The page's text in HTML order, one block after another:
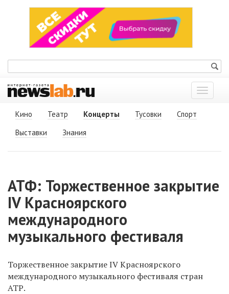
Показать
меню
Кино
Театр Концерты Тусовки
Спорт
Выставки
Знания
АТФ: Торжественное закрытие
IV Красноярского
международного
музыкального фестиваля
Торжественное закрытие IV Красноярского
международного музыкального фестиваля стран
АТР.